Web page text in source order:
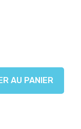
AU PANIER